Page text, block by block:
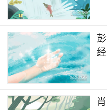
映。
你可能还喜欢：
韩东君个人资料 韩